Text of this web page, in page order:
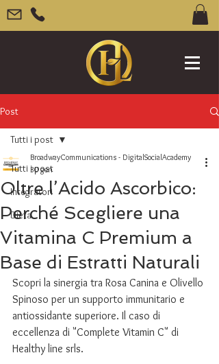
Post
Tutti i post
Integratori
Dieta
Tutti i post
Oltre l’Acido Ascorbico:
Perché Scegliere una
Vitamina C Premium a
Base di Estratti Naturali
BroadwayCommunications - DigitalSocialAcademy
30 gen
Scopri la sinergia tra Rosa Canina e Olivello
Spinoso per un supporto immunitario e
antiossidante superiore. Il caso di
eccellenza di "Complete Vitamin C" di
Healthy line srls.